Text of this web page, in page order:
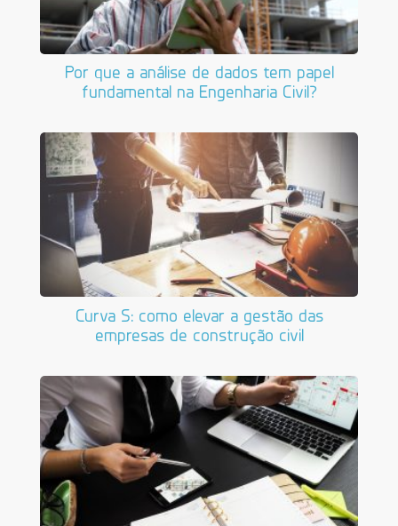
Por que a análise de dados tem papel
fundamental na Engenharia Civil?
Curva S: como elevar a gestão das
empresas de construção civil